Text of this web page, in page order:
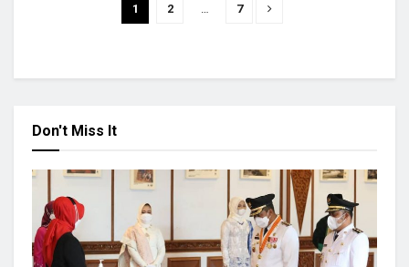
1 2 7
Don't Miss It